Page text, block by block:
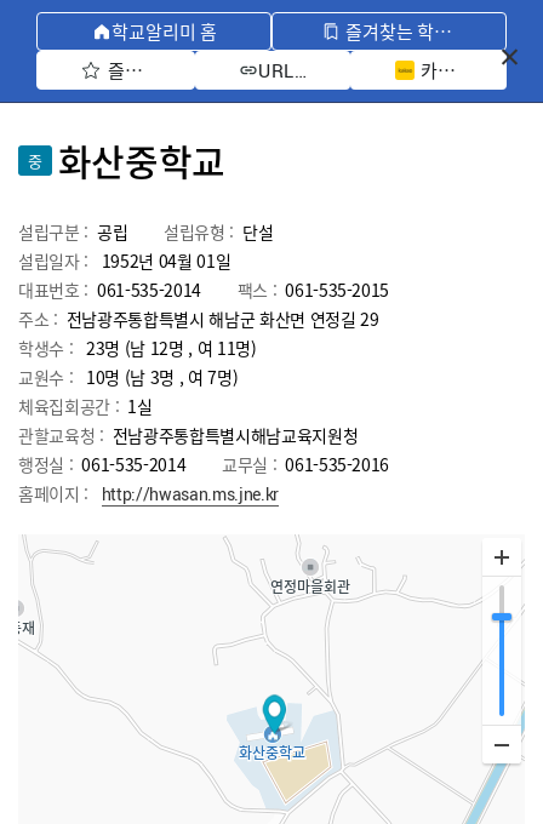
학교알리미 홈
즐겨찾는 학교 모아보기
즐겨찾기 선택
URL 복사 카카오톡 공유
중 화산중학교
설립구분 : 공립 설립유형 : 단설
설립일자 :
1952년 04월 01일
대표번호 : 061-535-2014 팩스 : 061-535-2015
주소 : 전남광주통합특별시 해남군 화산면 연정길 29
학생수 : 23명 (남 12명 , 여 11명)
교원수 : 10명 (남 3명 , 여7명)
체육집회공간 : 1실
관할교육청 : 전남광주통합특별시해남교육지원청
행정실 : 061-535-2014 교무실 : 061-535-2016
홈페이지 :
http://hwasan.ms.jne.kr